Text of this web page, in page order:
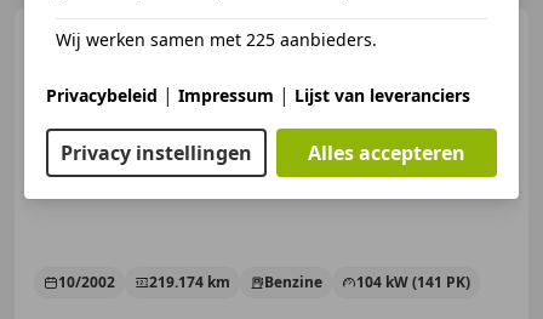
Chrysler PT Cruiser
€ 1.990
10/2002 219.174 km Benzine 104 kW (141 PK)
Wij werken samen met 225 aanbieders.
Privacybeleid | Impressum | Lijst van leveranciers
Privacy instellingen Alles accepteren